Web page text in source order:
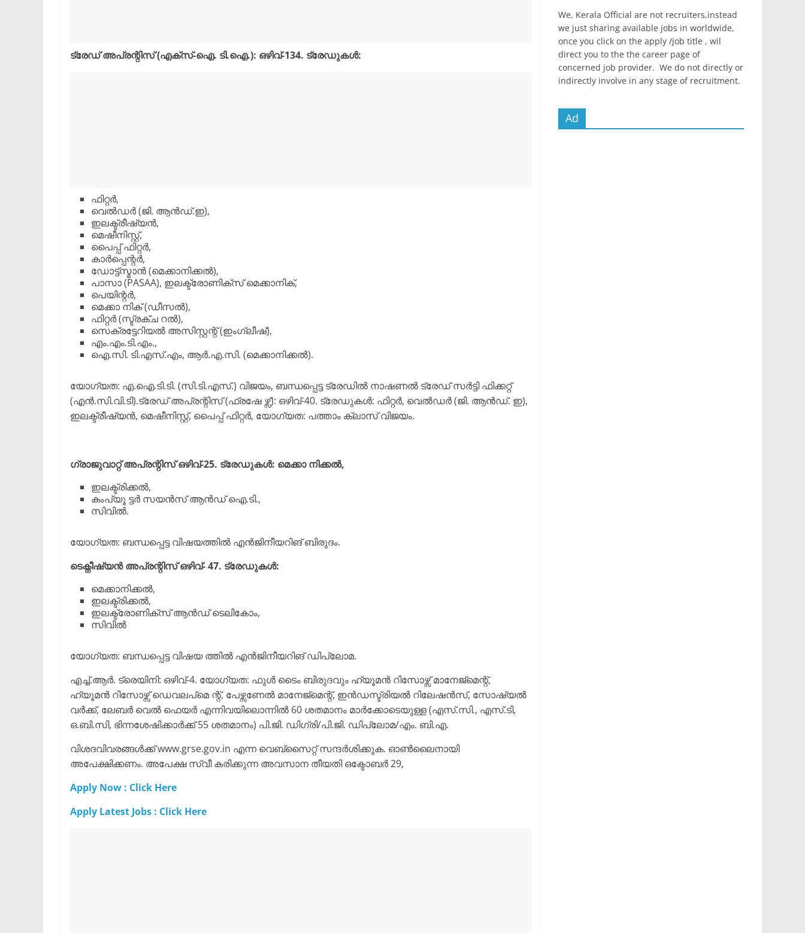
ട്രേഡ് അപ്രന്റിസ് (എക്സ്-ഐ. ടി.ഐ.): ഒഴിവ്-134. ട്രേഡുകൾ:
ഫിറ്റർ,
വെൽഡർ (ജി. ആൻഡ്.ഇ),
ഇലക്ട്രീഷ്യൻ,
മെഷീനിസ്റ്റ്,
പൈപ്പ് ഫിറ്റർ,
കാർപ്പെന്റർ,
ഡോട്ട്സ്മാൻ (മെക്കാനിക്കൽ),
പാസാ (PASAA), ഇലക്ട്രോണിക്സ് മെക്കാനിക്,
പെയിന്റർ,
മെക്കാ നിക് (ഡീസൽ),
ഫിറ്റർ (സ്ട്രക്ച റൽ),
സെക്രട്ടേറിയൽ അസിസ്റ്റന്റ് (ഇംഗ്ലീഷ്),
എം.എം.ടി.എം.,
ഐ.സി. ടി.എസ്.എം, ആർ.എ.സി. (മെക്കാനിക്കൽ).
യോഗ്യത: എ.ഐ.ടി.ടി. (സി.ടി.എസ്.) വിജയം, ബന്ധപ്പെട്ട ട്രേഡിൽ നാഷണൽ ട്രേഡ് സർട്ടി ഫിക്കറ്റ്
(എൻ.സി.വി.ടി).ട്രേഡ് അപ്രന്റിസ് (ഫ്രഷേ ഴ്സ്): ഒഴിവ്-40. ട്രേഡുകൾ: ഫിറ്റർ, വെൽഡർ (ജി. ആൻഡ്. ഇ),
ഇലക്ട്രീഷ്യൻ, മെഷീനിസ്റ്റ്, പൈപ്പ് ഫിറ്റർ, യോഗ്യത: പത്താം ക്ലാസ് വിജയം.
ഗ്രാജുവാറ്റ് അപ്രന്റിസ് ഒഴിവ്-25. ട്രേഡുകൾ: മെക്കാ നിക്കൽ,
ഇലക്ട്രിക്കൽ,
കംപ്യൂ ട്ടർ സയൻസ് ആൻഡ് ഐ.ടി.,
സിവിൽ.
യോഗ്യത: ബന്ധപ്പെട്ട വിഷയത്തിൽ എൻജിനീയറിങ് ബിരുദം.
ടെക്നീഷ്യൻ അപ്രന്റിസ് ഒഴിവ്- 47. ട്രേഡുകൾ:
മെക്കാനിക്കൽ,
ഇലക്ട്രിക്കൽ,
ഇലക്ട്രോണിക്സ് ആൻഡ് ടെലികോം,
സിവിൽ
യോഗ്യത: ബന്ധപ്പെട്ട വിഷയ ത്തിൽ എൻജിനീയറിങ് ഡിപ്ലോമ.
എച്ച്.ആർ. ട്രെയിനി: ഒഴിവ്-4. യോഗ്യത: ഫുൾ ടൈം ബിരുദവും ഹ്യൂമൻ റിസോഴ്സ് മാനേജ്മെന്റ്,
ഹ്യൂമൻ റിസോഴ്സ് ഡെവലപ്മെ ന്റ്, പേഴ്സണേൽ മാനേജ്മെന്റ്, ഇൻഡസ്ട്രിയൽ റിലേഷൻസ്, സോഷ്യൽ
വർക്ക്, ലേബർ വെൽ ഫെയർ എന്നിവയിലൊന്നിൽ 60 ശതമാനം മാർക്കോടെയുള്ള (എസ്.സി., എസ്.ടി,
ഒ.ബി.സി, ഭിന്നശേഷിക്കാർക്ക് 55 ശതമാനം) പി.ജി. ഡിഗ്രി/പി.ജി. ഡിപ്ലോമ/എം. ബി.എ.
വിശദവിവരങ്ങൾക്ക് www.grse.gov.in എന്ന വെബ്സൈറ്റ് സന്ദർശിക്കുക. ഓൺലൈനായി
അപേക്ഷിക്കണം. അപേക്ഷ സ്വീ കരിക്കുന്ന അവസാന തീയതി ഒക്ടോബർ 29,
Apply Now : Click Here
Apply Latest Jobs : Click Here
We, Kerala Official are not recruiters,instead
we just sharing available jobs in worldwide,
once you click on the apply /job title , wil
direct you to the the career page of
concerned job provider. We do not directly or
indirectly involve in any stage of recruitment.
Ad